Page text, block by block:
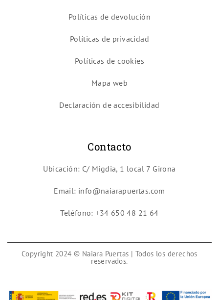
Políticas de devolución
Políticas de privacidad
Políticas de cookies
Mapa web
Declaración de accesibilidad
Contacto
Ubicación: C/ Migdia, 1 local 7 Girona
Email: info@naiarapuertas.com
Teléfono: +34 650 48 21 64
Copyright 2024 © Naiara Puertas | Todos los derechos
reservados.